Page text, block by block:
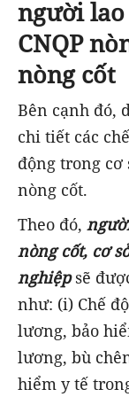
người
CNQP
nòng cốt
Bên cạnh đó,
chi tiết các
động trong cơ
nòng cốt.
Theo đó,
nòng cốt, cơ
nghiệpsẽ
như: (i) Chế
lương, bảo
lương, bù
hiểm y tế